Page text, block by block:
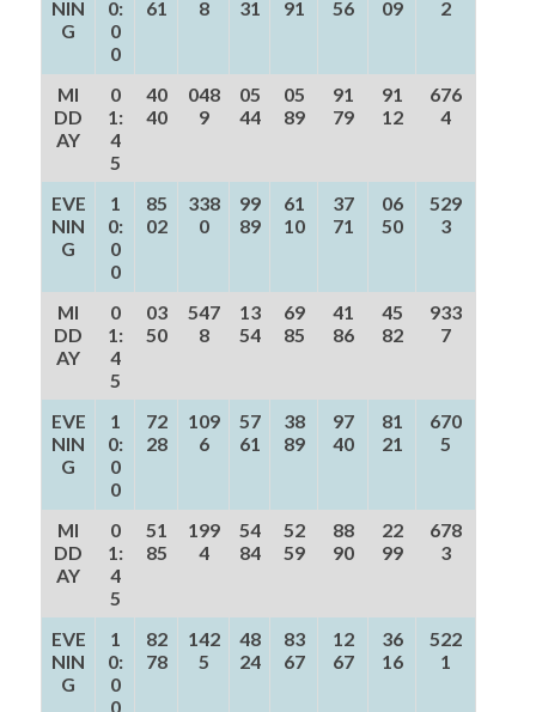
NIN
G
0:
0
0
61
8
31
91
56
09
2
MI
DD
AY
0
1:
4
5
40
40
048
9
05
44
05
89
91
79
91
12
676
4
EVE
NIN
G
1
0:
0
0
85
02
338
0
99
89
61
10
37
71
06
50
529
3
MI
DD
AY
0
1:
4
5
03
50
547
8
13
54
69
85
41
86
45
82
933
7
EVE
NIN
G
1
0:
0
0
72
28
109
6
57
61
38
89
97
40
81
21
670
5
MI
DD
AY
0
1:
4
5
51
85
199
4
54
84
52
59
88
90
22
99
678
3
EVE
NIN
G
1
0:
0
0
82
78
142
5
48
24
83
67
12
67
36
16
522
1